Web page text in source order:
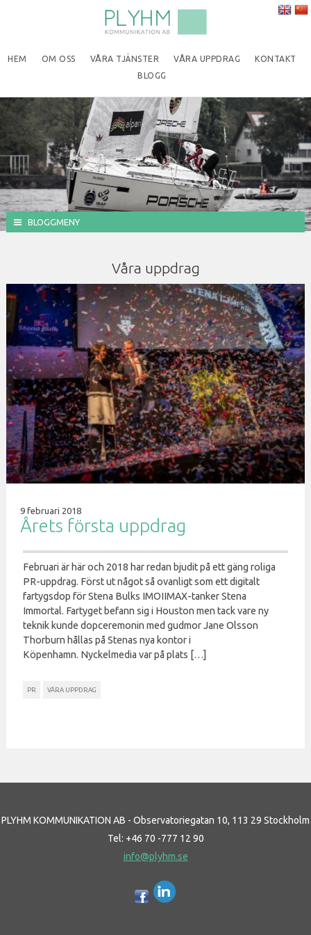
HEM OM OSS VÅRA TJÄNSTER VÅRA UPPDRAG
KONTAKT
BLOGG
BLOGGMENY
Våra uppdrag
9 februari 2018
Årets första uppdrag
Februari är här och 2018 har redan bjudit på ett gäng roliga
PR-uppdrag. Först ut något så ovanligt som ett digitalt
fartygsdop för Stena Bulks IMOIIMAX-tanker Stena
Immortal. Fartyget befann sig i Houston men tack vare ny
teknik kunde dopceremonin med gudmor Jane Olsson
Thorburn hållas på Stenas nya kontor i
Köpenhamn. Nyckelmedia var på plats […]
PR VÅRA UPPDRAG
PLYHM KOMMUNIKATION AB - Observatoriegatan 10, 113 29 Stockholm
Tel: +46 70 -777 12 90
info@plyhm.se